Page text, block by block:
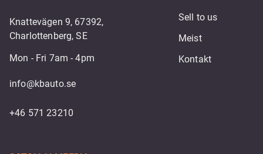
Knattevägen 9, 67392,
Charlottenberg, SE
Mon - Fri 7am - 4pm
info@kbauto.se
+46 571 23210
Sell to us
Meist
Kontakt